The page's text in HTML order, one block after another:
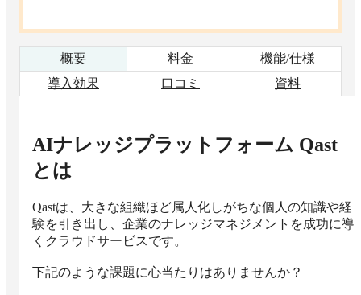
概要 料金
機能/仕様
導入効果
口コミ 資料
AIナレッジプラットフォーム Qast
とは
Qastは、大きな組織ほど属人化しがちな個人の知識や経
験を引き出し、企業のナレッジマネジメントを成功に導
くクラウドサービスです。
下記のような課題に心当たりはありませんか？